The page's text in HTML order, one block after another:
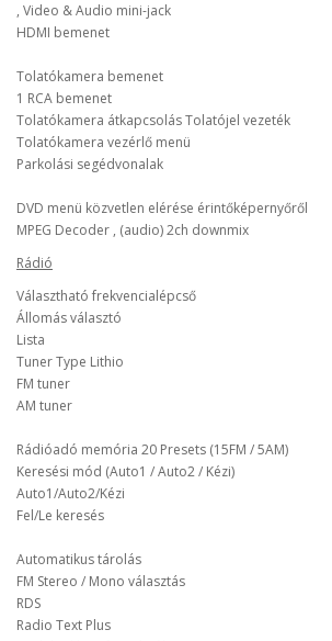
, Video & Audio mini-jack
HDMI bemenet
Tolatókamera bemenet
1 RCA bemenet
Tolatókamera átkapcsolás Tolatójel vezeték
Tolatókamera vezérlő menü
Parkolási segédvonalak
DVD menü közvetlen elérése érintőképernyőről
MPEG Decoder , (audio) 2ch downmix
Rádió
Választható frekvencialépcső
Állomás választó
Lista
Tuner Type Lithio
FM tuner
AM tuner
Rádióadó memória 20 Presets (15FM / 5AM)
Keresési mód (Auto1 / Auto2 / Kézi)
Auto1/Auto2/Kézi
Fel/Le keresés
Automatikus tárolás
FM Stereo / Mono választás
RDS
Radio Text Plus